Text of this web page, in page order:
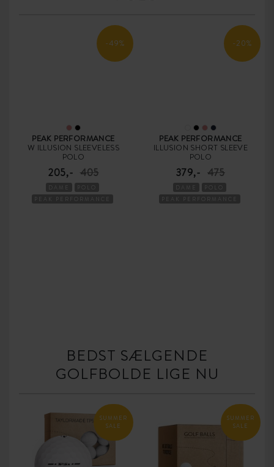
-49%
PEAK PERFORMANCE
W ILLUSION SLEEVELESS
POLO
205,- 405
-20%
PEAK PERFORMANCE
ILLUSION SHORT SLEEVE
POLO
379,- 475
BEDST SÆLGENDE
GOLFBOLDE LIGE NU
SUMMER
SALE
SUMMER
SALE